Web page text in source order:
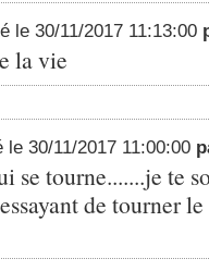
le 30/11/2017 11:13:00
la vie
le 30/11/2017 11:00:00
se tourne.......je te
de tourner